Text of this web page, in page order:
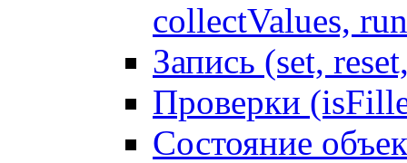
collectValues,
Запись (set,
Проверки
Состояние